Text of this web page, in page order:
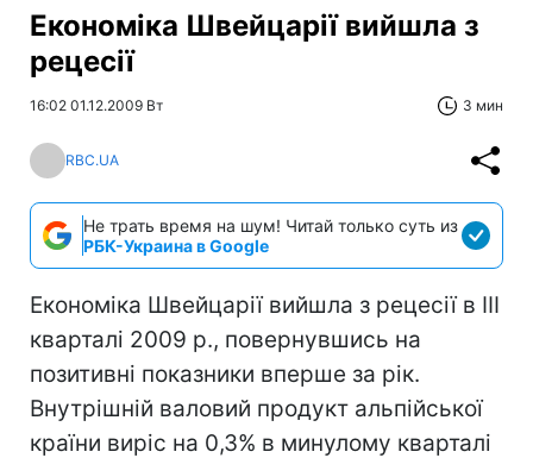
Економіка Швейцарії вийшла з
рецесії
16:02 01.12.2009 Вт 3 мин
RBC.UA
Не трать время на шум! Читай только суть из
РБК-Украина в Google
Економіка Швейцарії вийшла з рецесії в III
кварталі 2009 р., повернувшись на
позитивні показники вперше за рік.
Внутрішній валовий продукт альпійської
країни виріс на 0,3% в минулому кварталі